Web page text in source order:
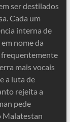
ser destilados
Cada um
interna de
nome da
frequentemente
mais vocais
a luta de
rejeita a
pede
Malatestan